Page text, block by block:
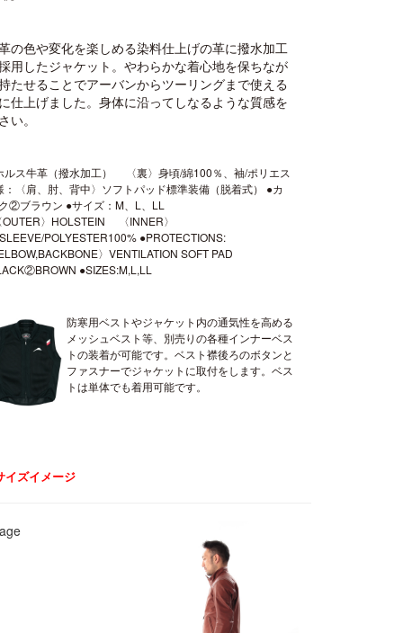
の色や変化を楽しめる染料仕上げの革に撥水加工
用したジャケット。やわらかな着心地を保ちなが
たせることでアーバンからツーリングまで使える
仕上げました。身体に沿ってしなるような質感を
い。
ルス牛革（撥水加工） 〈裏〉身頃/綿100％、袖/ポリエス
〈肩、肘、背中〉ソフトパッド標準装備（脱着式） ●カ
②ブラウン ●サイズ：M、L、LL
OUTER〉HOLSTEIN 〈INNER〉
POLYESTER100% ●PROTECTIONS:
〉VENTILATION SOFT PAD
●SIZES:M,L,LL
防寒用ベストやジャケット内の通気性を高める
メッシュベスト等、別売りの各種インナーベス
トの装着が可能です。ベスト襟後ろのボタンと
ファスナーでジャケットに取付をします。ベス
トは単体でも着用可能です。
イズイメージ